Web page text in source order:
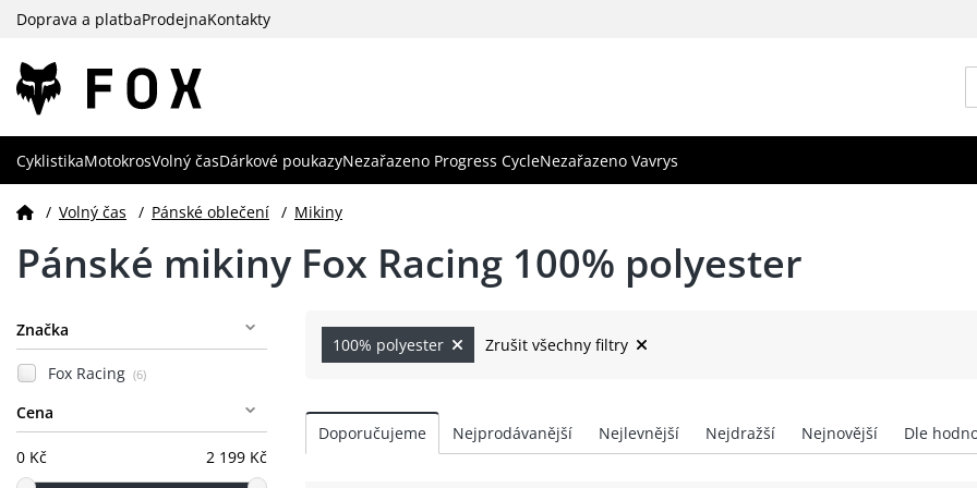
Doprava a platbaProdejnaKontakty
CyklistikaMotokrosVolný časDárkové poukazyNezařazeno Progress CycleNezařazeno Vavrys
/ Volný čas / Pánské oblečení / Mikiny
Pánské mikiny Fox Racing 100% polyester
Značka
Fox Racing (6)
Cena
0 Kč 2 199 Kč
100% polyester Zrušit všechny filtry